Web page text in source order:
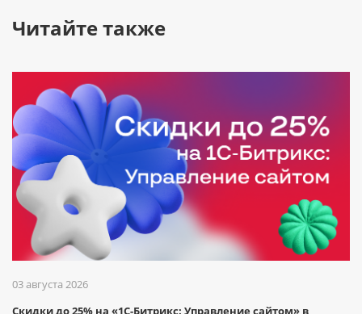
Читайте также
03 августа 2026
Скидки до 25% на «1С-Битрикс: Управление сайтом» в